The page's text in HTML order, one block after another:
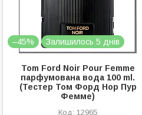
–45% Залишилось 5 днів
Tom Ford Noir Pour Femme
парфумована вода 100 ml.
(Тестер Том Форд Нор Пур
Фемме)
12965